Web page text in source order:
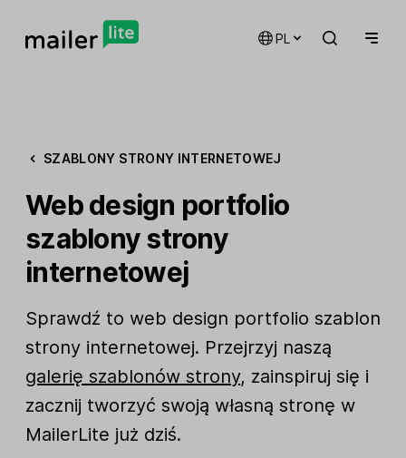
PL
SZABLONY STRONY INTERNETOWEJ
Web design portfolio
szablony strony
internetowej
Sprawdź to web design portfolio szablon
strony internetowej. Przejrzyj naszą
galerię szablonów strony, zainspiruj się i
zacznij tworzyć swoją własną stronę w
MailerLite już dziś.